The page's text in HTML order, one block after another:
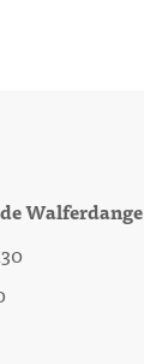
Walferdange